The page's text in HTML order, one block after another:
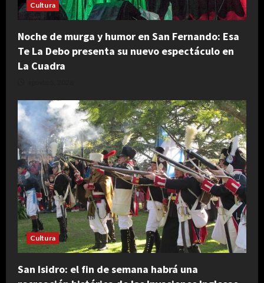
Cultura
Noche de murga y humor en San Fernando: Esa
Te La Debo presenta su nuevo espectáculo en
La Cuadra
Cultura
San Isidro: el fin de semana habrá una